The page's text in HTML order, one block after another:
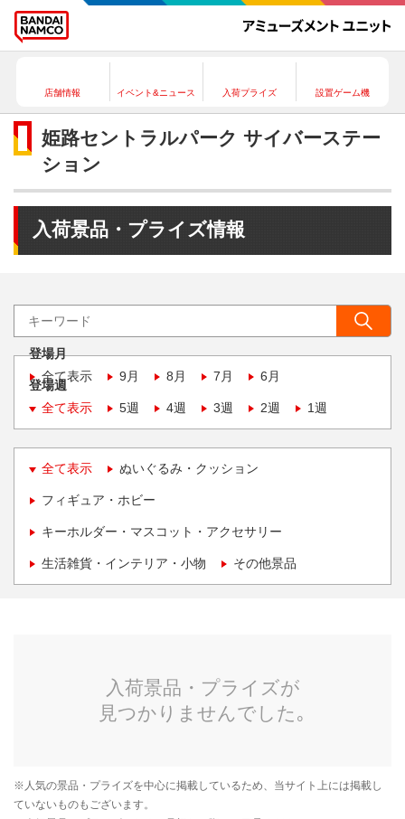
店舗情報 イベント&ニュース 入荷プライズ 設置ゲーム機
姫路セントラルパーク サイバーステー
ション
入荷景品・プライズ情報
登場月
全て表示
9月 8月 7月 6月
登場週
全て表示
5週 4週 3週 2週 1週
全て表示 ぬいぐるみ・クッション
フィギュア・ホビー
キーホルダー・マスコット・アクセサリー
生活雑貨・インテリア・小物 その他景品